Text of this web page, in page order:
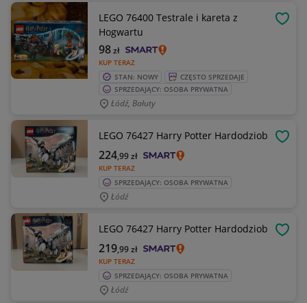
LEGO 76400 Testrale i kareta z
Hogwartu
KUP TERAZ
98zł
STAN: NOWY
CZĘSTO SPRZEDAJE
SPRZEDAJĄCY: OSOBA PRYWATNA
Łódź, Bałuty
LEGO 76427 Harry Potter Hardodziob
KUP TERAZ
224,99zł
SPRZEDAJĄCY: OSOBA PRYWATNA
Łódź
LEGO 76427 Harry Potter Hardodziob
KUP TERAZ
219,99zł
SPRZEDAJĄCY: OSOBA PRYWATNA
Łódź